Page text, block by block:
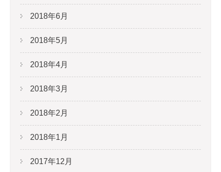
2018年6月
2018年5月
2018年4月
2018年3月
2018年2月
2018年1月
2017年12月